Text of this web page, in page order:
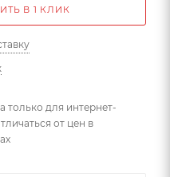
В 1 КЛИК
только для интернет-
от цен в